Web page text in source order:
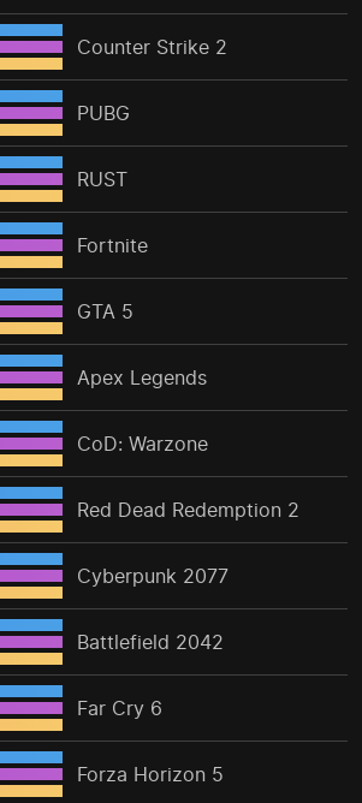
Counter Strike 2
PUBG
RUST
Fortnite
GTA 5
Apex Legends
CoD: Warzone
Red Dead Redemption 2
Cyberpunk 2077
Battlefield 2042
Far Cry 6
Forza Horizon 5